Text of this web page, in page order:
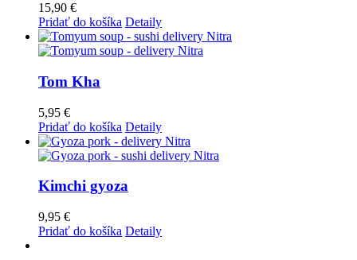
15,90 €
Pridať do košíka Detaily
Tom Kha
5,95 €
Pridať do košíka Detaily
Kimchi gyoza
9,95 €
Pridať do košíka Detaily